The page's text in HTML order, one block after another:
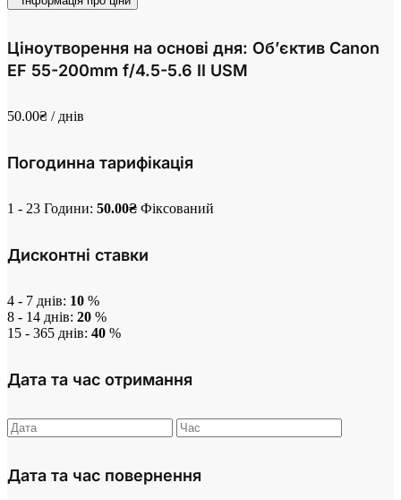
Ціноутворення на основі дня: Об’єктив Canon
EF 55-200mm f/4.5-5.6 II USM
50.00₴ / днів
Погодинна тарифікація
1 - 23 Години: 50.00₴ Фіксований
Дисконтні ставки
4 - 7 днів: 10 %
8 - 14 днів: 20 %
15 - 365 днів: 40 %
Дата та час отримання
Дата та час повернення